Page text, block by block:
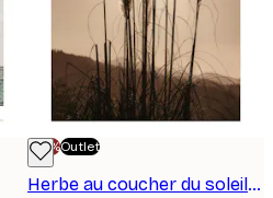
-70%Outlet
Herbe au coucher du soleil Poster